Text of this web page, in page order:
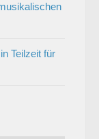
Teilzeit für